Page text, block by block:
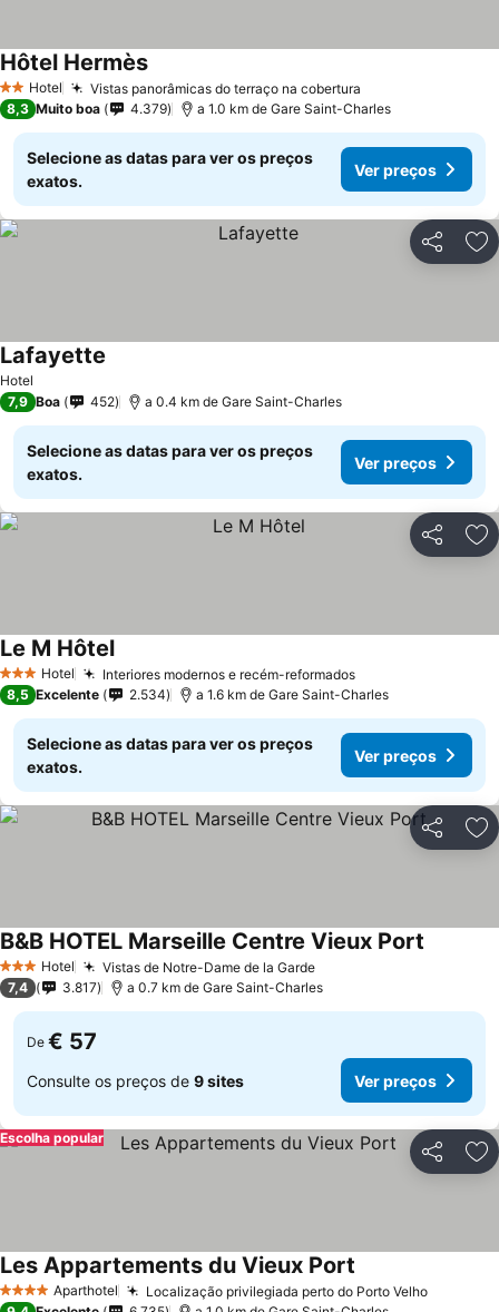
2 Estrelas
Hotel Vistas panorâmicas do terraço na cobertura
Hôtel HermèsVer preços
8,3 Muito boa 4.379 a 1.0 km de Gare Saint-Charles
Selecione as datas para ver os preços
exatos.
Ver preços
Partilhar
Hotel
Lafayette
7,9 Boa 452 a 0.4 km de Gare Saint-Charles
Selecione as datas para ver os preços
exatos.
Ver preços
Partilhar
3 EstrelasHotel Interiores modernos e recém-reformadosVer preços
Le M HôtelVer preços
8,5 Excelente 2.534 a 1.6 km de Gare Saint-Charles
Selecione as datas para ver os preços
exatos.
Ver preços
Partilhar
3 EstrelasHotel Vistas de Notre-Dame de la GardeVer preços
B&B HOTEL Marseille Centre Vieux Port
7,4 3.817 a 0.7 km de Gare Saint-Charles
De € 57
Consulte os preços de 9 sites Ver preços
Partilhar
Escolha popular
4 EstrelasAparthotel Localização privilegiada perto do Porto VelhoVer
Les Appartements du Vieux Port